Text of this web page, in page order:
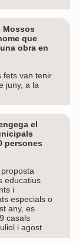
Mossos
que
obra en
fets van tenir
juny, a la
el
persones
educatius
i
especials o
any, es
casals
i agost